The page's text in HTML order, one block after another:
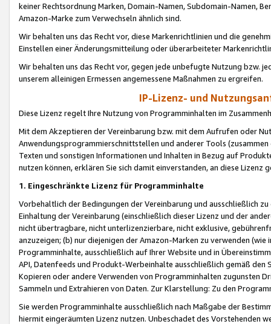
keiner Rechtsordnung Marken, Domain-Namen, Subdomain-Namen,
Amazon-Marke zum Verwechseln ähnlich sind.
Wir behalten uns das Recht vor, diese Markenrichtlinien und die
Einstellen einer Änderungsmitteilung oder überarbeiteter
Wir behalten uns das Recht vor, gegen jede unbefugte Nutzung bzw.
unserem alleinigen Ermessen angemessene Maßnahmen zu ergreifen.
IP-Lizenz- und
Diese Lizenz regelt Ihre Nutzung von Programminhalten im
Mit dem Akzeptieren der Vereinbarung bzw. mit dem Aufrufen oder
Anwendungsprogrammierschnittstellen und anderer Tools (zusammen
Texten und sonstigen Informationen und Inhalten in Bezug auf
nutzen können, erklären Sie sich damit einverstanden, an diese Lizenz
1. Eingeschränkte Lizenz für Programminhalte
Vorbehaltlich der Bedingungen der Vereinbarung und ausschließlich
Einhaltung der Vereinbarung (einschließlich dieser Lizenz und der
nicht übertragbare, nicht unterlizenzierbare, nicht exklusive,
anzuzeigen; (b) nur diejenigen der Amazon-Marken zu verwenden
Programminhalte, ausschließlich auf Ihrer Website und in
API, Datenfeeds und Produkt-Werbeinhalte ausschließlich gemäß
Kopieren oder andere Verwenden von Programminhalten zugunsten
Sammeln und Extrahieren von Daten. Zur Klarstellung: Zu den
Sie werden Programminhalte ausschließlich nach Maßgabe der
hiermit eingeräumten Lizenz nutzen. Unbeschadet des Vorstehenden